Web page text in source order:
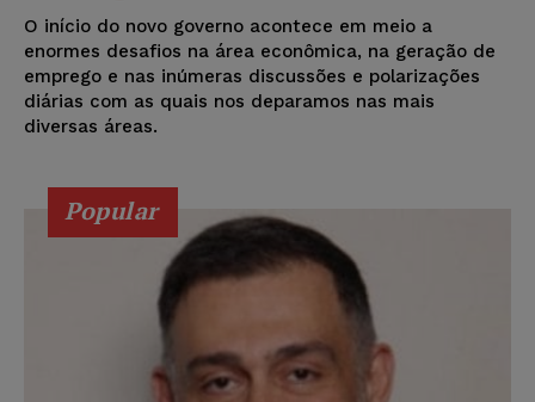
O início do novo governo acontece em meio a
enormes desafios na área econômica, na geração de
emprego e nas inúmeras discussões e polarizações
diárias com as quais nos deparamos nas mais
diversas áreas.
Popular